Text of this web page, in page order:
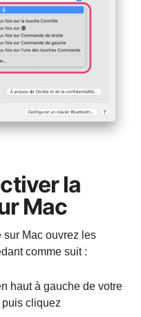
la
Mac
sur Mac ouvrez les
comme suit :
haut à gauche de votre
cliquez